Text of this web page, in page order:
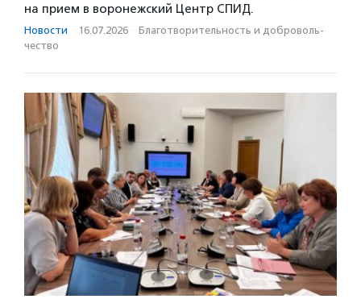
на прием в воронежский Центр СПИД.
Новости · 16.07.2026 · Благотвори­тель­ность и доброволь­
чест­во